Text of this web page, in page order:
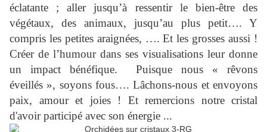
éclatante ; aller jusqu’à ressentir le bien-être des
végétaux, des animaux, jusqu’au plus petit…. Y
compris les petites araignées, …. Et les grosses aussi !
Créer de l’humour dans ses visualisations leur donne
un impact bénéfique. Puisque nous « rêvons
éveillés », soyons fous…. Lâchons-nous et envoyons
paix, amour et joies ! Et remercions notre cristal
d'avoir participé avec son énergie ...